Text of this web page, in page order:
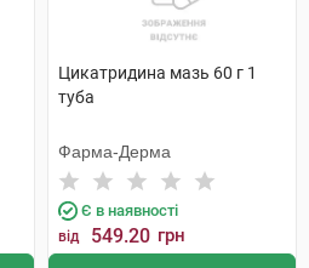
Цикатридина мазь 60 г 1
туба
Фарма-Дерма
Є в наявності
від 549.20 грн